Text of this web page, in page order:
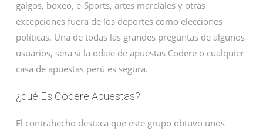
galgos, boxeo, e-Sports, artes marciales y otras
excepciones fuera de los deportes como elecciones
políticas. Una de todas las grandes preguntas de algunos
usuarios, sera si la odaie de apuestas Codere o cualquier
casa de apuestas perú es segura.
¿qué Es Codere Apuestas?
El contrahecho destaca que este grupo obtuvo unos